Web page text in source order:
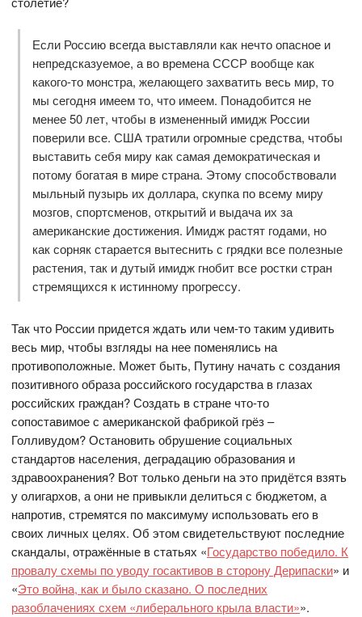
Если Россию всегда выставляли как нечто опасное и
непредсказуемое, а во времена СССР вообще как
какого-то монстра, желающего захватить весь мир, то
мы сегодня имеем то, что имеем. Понадобится не
менее 50 лет, чтобы в измененный имидж России
поверили все. США тратили огромные средства, чтобы
выставить себя миру как самая демократическая и
потому богатая в мире страна. Этому способствовали
мыльный пузырь их доллара, скупка по всему миру
мозгов, спортсменов, открытий и выдача их за
американские достижения. Имидж растят годами, но
как сорняк старается вытеснить с грядки все полезные
растения, так и дутый имидж гнобит все ростки стран
стремящихся к истинному прогрессу.
Так что России придется ждать или чем-то таким удивить
весь мир, чтобы взгляды на нее поменялись на
противоположные. Может быть, Путину начать с создания
позитивного образа российского государства в глазах
российских граждан? Создать в стране что-то
сопоставимое с американской фабрикой грёз –
Голливудом? Остановить обрушение социальных
стандартов населения, деградацию образования и
здравоохранения? Вот только деньги на это придётся взять
у олигархов, а они не привыкли делиться с бюджетом, а
напротив, стремятся по максимуму использовать его в
своих личных целях. Об этом свидетельствуют последние
скандалы, отражённые в статьях «Государство победило. К
провалу схемы по уводу госактивов в сторону Дерипаски» и
«Это война, как и было сказано. О последних
разоблачениях схем «либерального крыла власти»».